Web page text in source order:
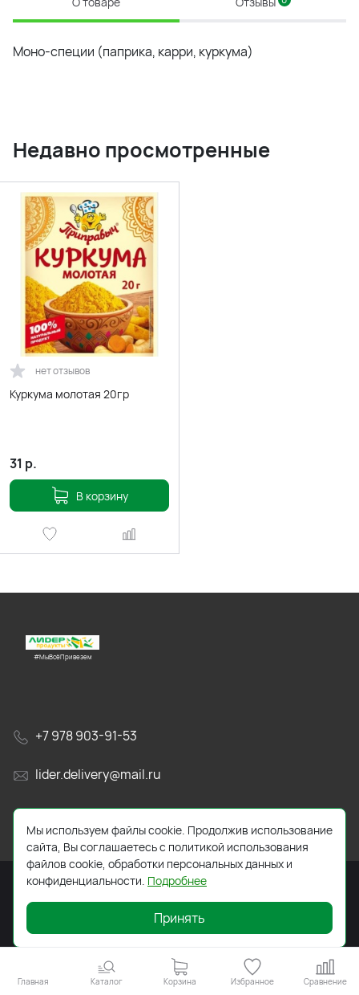
Моно-специи (паприка, карри, куркума)
Недавно просмотренные
нет отзывов
Куркума молотая 20гр
31 р.
В корзину
#МыВсёПривезем
+7 978 903-91-53
lider.delivery@mail.ru
просп. Генерала Острякова, 65А
2026 © Все права защищены. Работает наReadyScript
Главная Каталог Корзина Избранное Сравнение
Мы используем файлы cookie. Продолжив использование
сайта, Вы соглашаетесь с политикой использования
файлов cookie, обработки персональных данных и
конфиденциальности. Подробнее
Принять